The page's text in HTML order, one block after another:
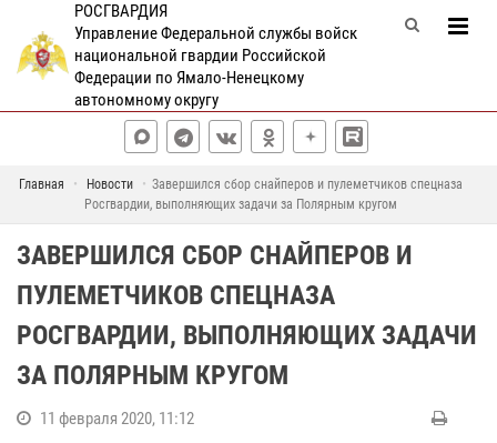
РОСГВАРДИЯ
Управление Федеральной службы войск
национальной гвардии Российской
Федерации по Ямало-Ненецкому
автономному округу
Главная Новости
Завершился сбор снайперов и пулеметчиков спецназа
Росгвардии, выполняющих задачи за Полярным кругом
ЗАВЕРШИЛСЯ СБОР СНАЙПЕРОВ И
ПУЛЕМЕТЧИКОВ СПЕЦНАЗА
РОСГВАРДИИ, ВЫПОЛНЯЮЩИХ ЗАДАЧИ
ЗА ПОЛЯРНЫМ КРУГОМ
11 февраля 2020, 11:12